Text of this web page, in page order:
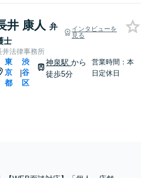
井 康人 弁
士
インタビューを
見る
井法律事務所
東
京
都
|
渋
谷
区
神泉駅から
徒歩5分
営業時間：本
日定休日